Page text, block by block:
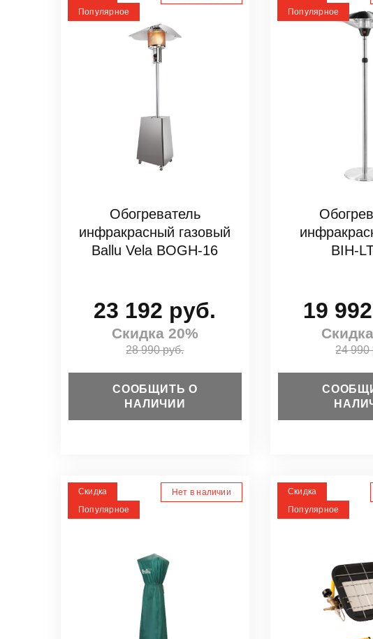
Популярное
Обогреватель
инфракрасный газовый
Ballu Vela BOGH-16
23 192 руб.
Скидка 20%
28 990 руб.
СООБЩИТЬ О
НАЛИЧИИ
Популярное
BIH-
19
24 990
Скидка
Популярное
Нет в наличии
Скидка
Популярное